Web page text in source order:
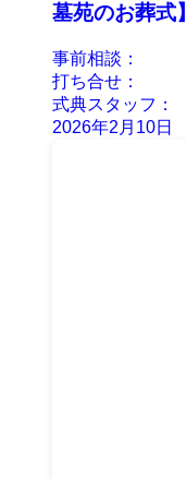
墓苑のお葬式
事前相談：
打ち合せ：
式典スタッフ：
2026年2月10日